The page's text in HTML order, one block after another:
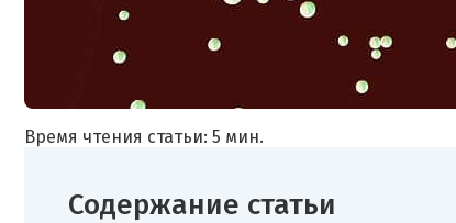
Время чтения статьи: 5 мин.
Содержание статьи